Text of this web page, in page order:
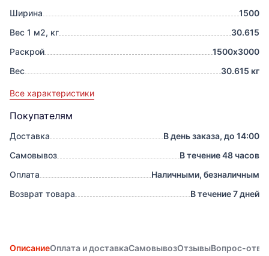
Ширина
1500
Вес 1 м2, кг
30.615
Раскрой
1500х3000
Вес
30.615 кг
Все характеристики
Покупателям
Доставка
В день заказа, до 14:00
Самовывоз
В течение 48 часов
Оплата
Наличными, безналичным
Возврат товара
В течение 7 дней
ОписаниеОплата и доставкаСамовывозОтзывыВопрос-